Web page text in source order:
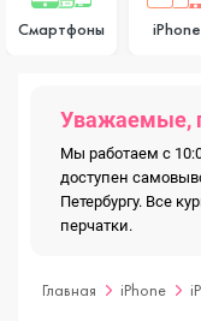
Смартфоны iPhone
Уважаемые,
Мы работаем с
доступен
Петербургу. Все
перчатки.
Главная iPhone